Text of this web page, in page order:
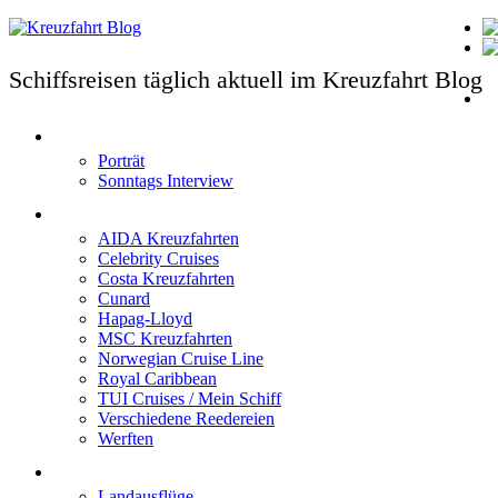
Schiffsreisen täglich aktuell im Kreuzfahrt Blog
Porträt
Sonntags Interview
AIDA Kreuzfahrten
Celebrity Cruises
Costa Kreuzfahrten
Cunard
Hapag-Lloyd
MSC Kreuzfahrten
Norwegian Cruise Line
Royal Caribbean
TUI Cruises / Mein Schiff
Verschiedene Reedereien
Werften